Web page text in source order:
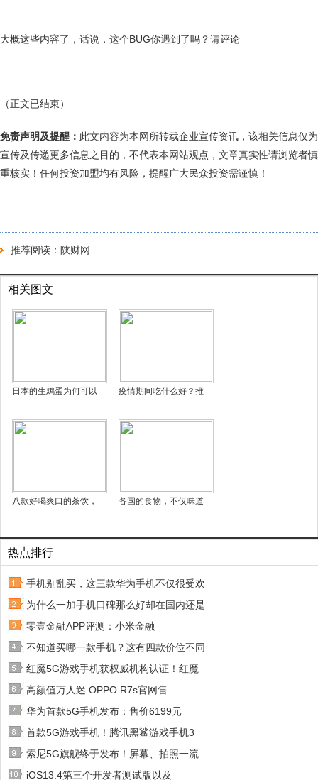
大概这些内容了，话说，这个BUG你遇到了吗？请评论
（正文已结束）
免责声明及提醒： 此文内容为本网所转载企业宣传资讯，该相关信息仅为
宣传及传递更多信息之目的，不代表本网站观点，文章真实性请浏览者慎
重核实！任何投资加盟均有风险，提醒广大民众投资需谨慎！
推荐阅读： 陕财网
相关图文
日本的生鸡蛋为何可以 疫情期间吃什么好？推
八款好喝爽口的茶饮， 各国的食物，不仅味道
热点排行
手机别乱买，这三款华为手机不仅很受欢
为什么一加手机口碑那么好却在国内还是
零壹金融APP评测：小米金融
不知道买哪一款手机？这有四款价位不同
红魔5G游戏手机获权威机构认证！红魔
高颜值万人迷 OPPO R7s官网售
华为首款5G手机发布：售价6199元
首款5G游戏手机！腾讯黑鲨游戏手机3
索尼5G旗舰终于发布！屏幕、拍照一流
iOS13.4第三个开发者测试版以及